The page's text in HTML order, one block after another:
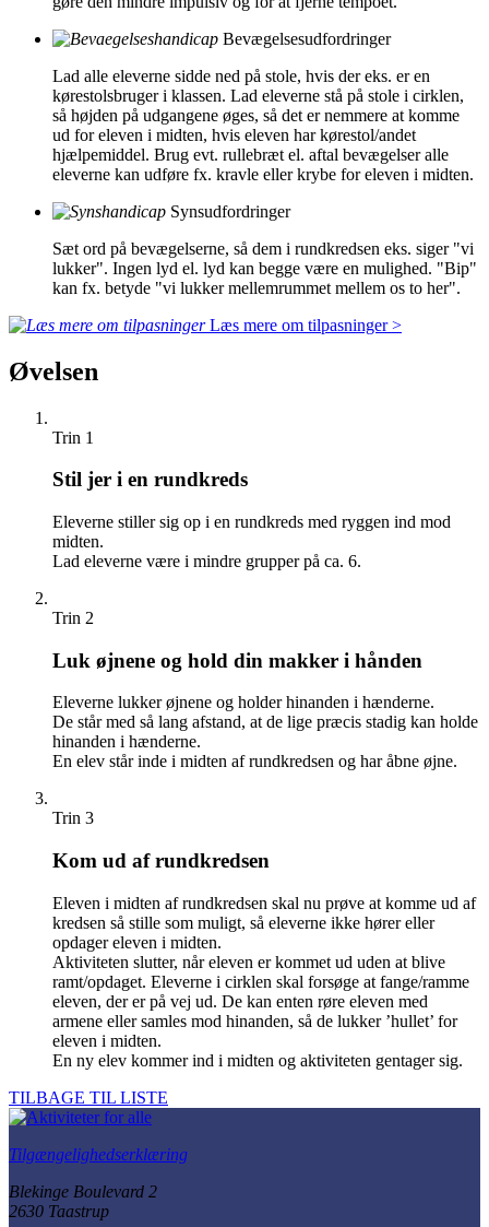
Bevægelsesudfordringer
Lad alle eleverne sidde ned på stole, hvis der eks. er en
kørestolsbruger i klassen. Lad eleverne stå på stole i cirklen,
så højden på udgangene øges, så det er nemmere at komme
ud for eleven i midten, hvis eleven har kørestol/andet
hjælpemiddel. Brug evt. rullebræt el. aftal bevægelser alle
eleverne kan udføre fx. kravle eller krybe for eleven i midten.
Synsudfordringer
Sæt ord på bevægelserne, så dem i rundkredsen eks. siger "vi
lukker". Ingen lyd el. lyd kan begge være en mulighed. "Bip"
kan fx. betyde "vi lukker mellemrummet mellem os to her".
Læs mere om tilpasninger >
Øvelsen
Trin 1
Stil jer i en rundkreds
Eleverne stiller sig op i en rundkreds med ryggen ind mod
midten.
Lad eleverne være i mindre grupper på ca. 6.
Trin 2
Luk øjnene og hold din makker i hånden
Eleverne lukker øjnene og holder hinanden i hænderne.
De står med så lang afstand, at de lige præcis stadig kan holde
hinanden i hænderne.
En elev står inde i midten af rundkredsen og har åbne øjne.
Trin 3
Kom ud af rundkredsen
Eleven i midten af rundkredsen skal nu prøve at komme ud af
kredsen så stille som muligt, så eleverne ikke hører eller
opdager eleven i midten.
Aktiviteten slutter, når eleven er kommet ud uden at blive
ramt/opdaget. Eleverne i cirklen skal forsøge at fange/ramme
eleven, der er på vej ud. De kan enten røre eleven med
armene eller samles mod hinanden, så de lukker ’hullet’ for
eleven i midten.
En ny elev kommer ind i midten og aktiviteten gentager sig.
TILBAGE TIL LISTE
Tilgængelighedserklæring
Blekinge Boulevard 2
2630 Taastrup